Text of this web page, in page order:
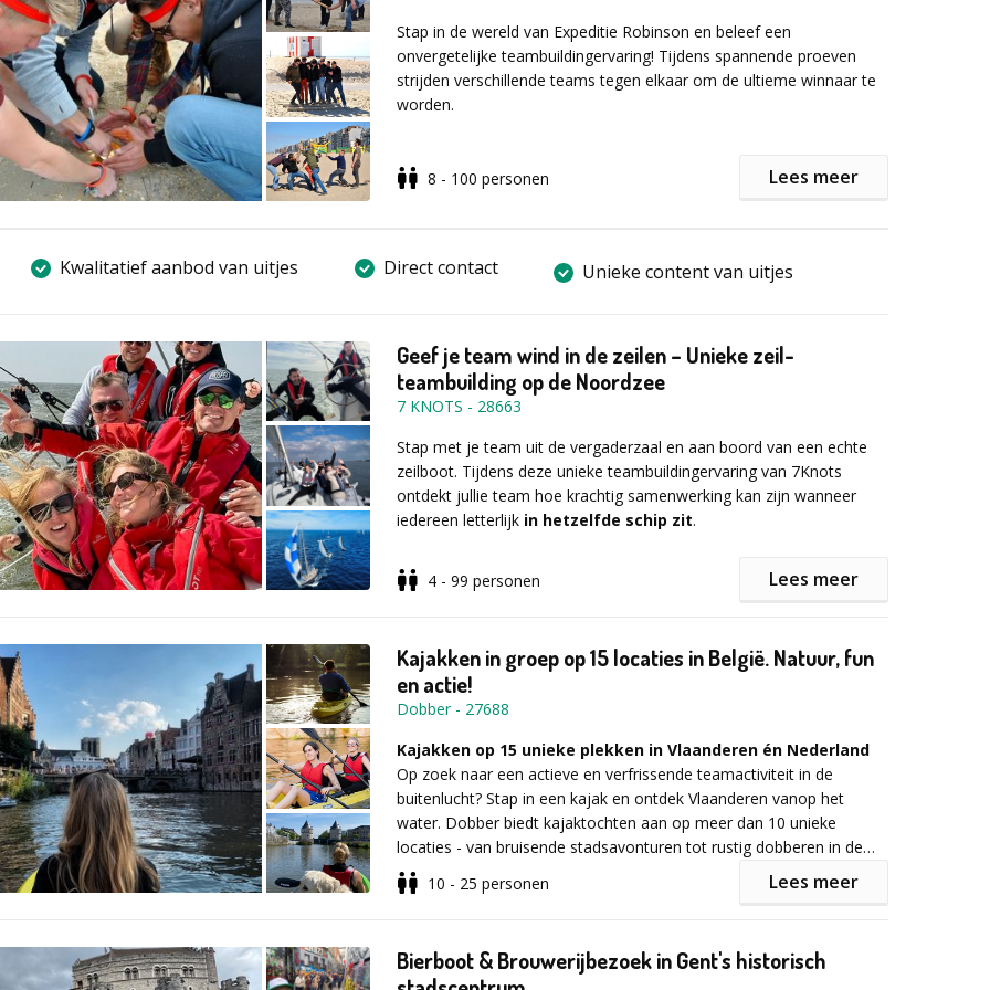
Ardenne.
Vul voor meer informatie of een vrijblijvende offerte het
aanvraagformulier in!
Stap in de wereld van Expeditie Robinson en beleef een
onvergetelijke teambuildingervaring! Tijdens spannende proeven
strijden verschillende teams tegen elkaar om de ultieme winnaar te
worden.
Het spel daagt je uit met uiteenlopende beproevingen zoals vuur
team een perfecte mix van talenten heeft, zodat jullie samen sterk
Daag jezelf en je collega’s uit, werk samen, en creëer herinneringen
die nog lang blijven hangen.
Honger of dorst na alle actie? In de buurt vind je volop gezellige
horecagelegenheden om bij te komen met een hapje en een
drankje!
Vraag vrijblijvend aan offerte aan!
8 - 100 personen Lees meer
Kwalitatief aanbod van uitjes Direct contact Unieke content van uitjes
Geef je team wind in de zeilen – Unieke zeil-
teambuilding op de Noordzee
7 KNOTS - 28663
Stap met je team uit de vergaderzaal en aan boord van een echte
zeilboot. Tijdens deze unieke teambuildingervaring van 7Knots
ontdekt jullie team hoe krachtig samenwerking kan zijn wanneer
iedereen letterlijk in hetzelfde schip zit.
Geen passieve boottocht, maar een echte zeilervaring waarbij jullie
jullie het roer in handen en leren jullie hoe communicatie,
vertrouwen en initiatief het verschil maken.
De zee zorgt voor een dynamische omgeving waarin teams
spontaan groeien. Wind, stroming en onverwachte situaties maken
van deze dag een echte uitdaging waarbij samenwerking vanzelf
centraal komt te staan.
Het resultaat?
meteen kan meenemen naar de werkvloer.
4 - 99 personen Lees meer
Kajakken in groep op 15 locaties in België. Natuur, fun
en actie!
Dobber- 27688
Kajakken op 15 unieke plekken in Vlaanderen én Nederland
Op zoek naar een actieve en verfrissende teamactiviteit in de
buitenlucht? Stap in een kajak en ontdek Vlaanderen vanop het
water. Dobber biedt kajaktochten aan op meer dan 10 unieke
locaties - van bruisende stadsavonturen tot rustig dobberen in de
natuur.
zwemvesten, waterdichte tassen en lockers om veilig persoonlijke
spullen op te bergen. Jullie kunnen meteen het water op!
10 - 25 personen Lees meer
Bierboot & Brouwerijbezoek in Gent's historisch